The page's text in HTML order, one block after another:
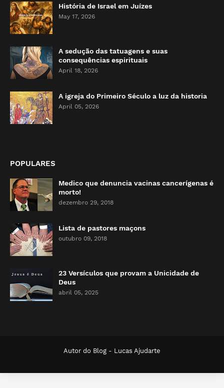
História de Israel em Juízes
May 17, 2026
A sedução das tatuagens e suas
consequências espirituais
April 18, 2026
A igreja do Primeiro Século a luz da historia
April 05, 2026
POPULARES
Medico que denuncia vacinas cancerígenas é
morto!
dezembro 29, 2018
Lista de pastores maçons
outubro 09, 2018
23 Versículos que provam a Unicidade de
Deus
abril 05, 2025
Autor do Blog - Lucas Ajudarte